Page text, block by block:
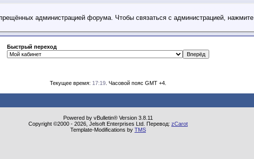
администрацией форума. Чтобы связаться с администрацией, нажмите
Быстрый переход
Текущее время: 17:19 . Часовой пояс GMT +4.
Powered by vBulletin® Version 3.8.11
Copyright ©2000 - 2026, Jelsoft Enterprises Ltd. Перевод: zCarot
Template-Modifications by TMS